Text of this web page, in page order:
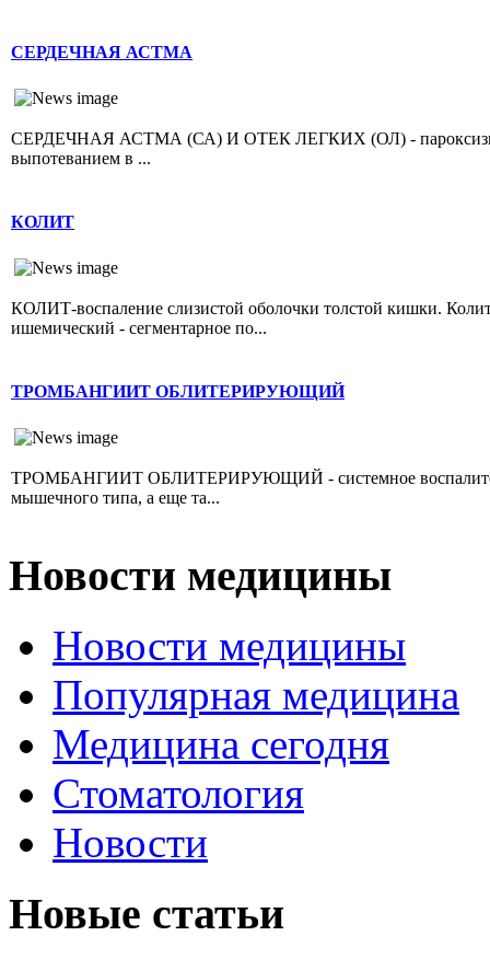
СЕРДЕЧНАЯ АСТМА
СЕРДЕЧНАЯ АСТМА (СА) И ОТЕК ЛЕГКИХ (ОЛ) -
выпотеванием в ...
КОЛИТ
КОЛИТ-воспаление слизистой оболочки толстой кишки.
ишемический - сегментарное по...
ТРОМБАНГИИТ ОБЛИТЕРИРУЮЩИЙ
ТРОМБАНГИИТ ОБЛИТЕРИРУЮЩИЙ - системное
мышечного типа, а еще та...
Новости медицины
Новости медицины
Популярная медицина
Медицина сегодня
Стоматология
Новости
Новые статьи